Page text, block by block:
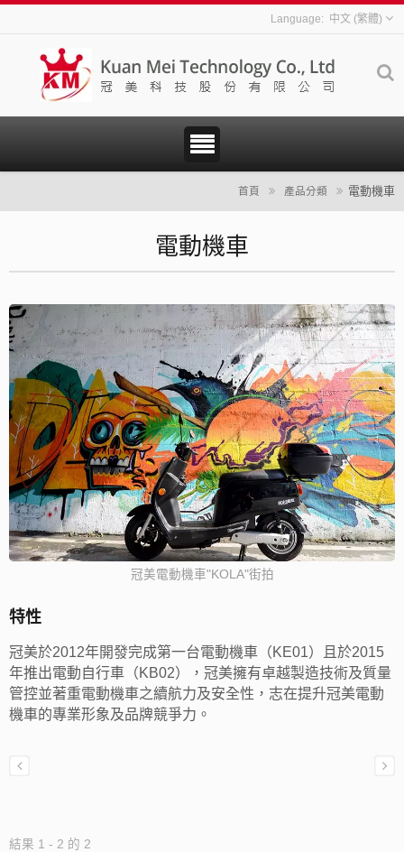
中文 (繁體)
首頁 產品分類 電動機車
電動機車
冠美電動機車"KOLA"街拍
特性
冠美於2012年開發完成第一台電動機車（KE01）且於2015
年推出電動自行車（KB02），冠美擁有卓越製造技術及質量
管控並著重電動機車之續航力及安全性，志在提升冠美電動
機車的專業形象及品牌競爭力。
結果 1 - 2 的 2